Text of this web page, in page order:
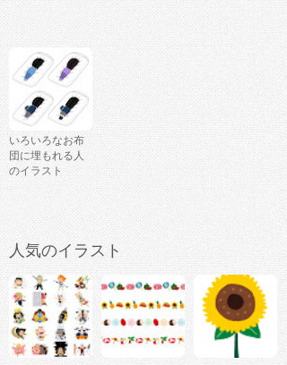
いろいろなお布
団に埋もれる人
のイラスト
人気のイラスト